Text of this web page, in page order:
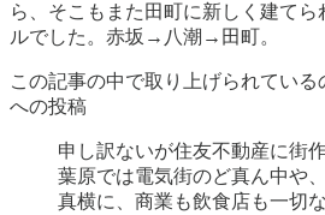
ら、そこもまた田町に新しく建て
ルでした。赤坂→八潮→田町。
この記事の中で取り上げられてい
への投稿
申し訳ないが住友不動産に街
葉原では電気街のど真ん中や
真横に、商業も飲食店も一切